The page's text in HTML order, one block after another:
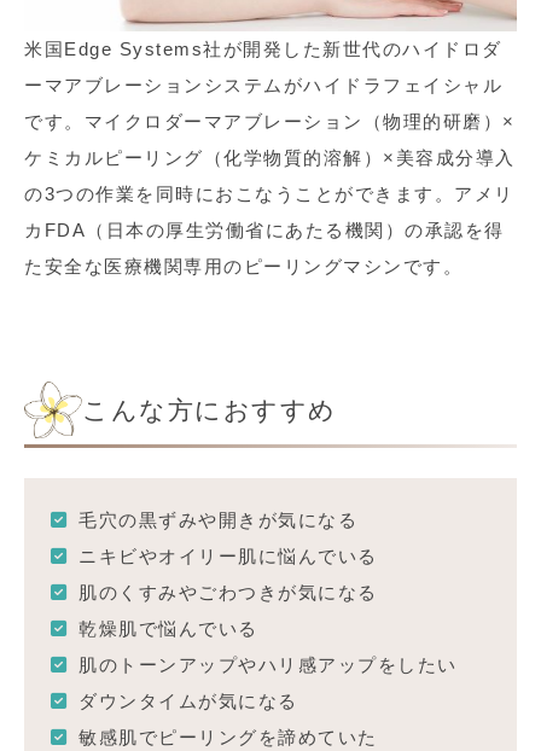
米国Edge Systems社が開発した新世代のハイドロダ
ーマアブレーションシステムがハイドラフェイシャル
です。マイクロダーマアブレーション（物理的研磨）×
ケミカルピーリング（化学物質的溶解）×美容成分導入
の3つの作業を同時におこなうことができます。アメリ
カFDA（日本の厚生労働省にあたる機関）の承認を得
た安全な医療機関専用のピーリングマシンです。
こんな方におすすめ
毛穴の黒ずみや開きが気になる
ニキビやオイリー肌に悩んでいる
肌のくすみやごわつきが気になる
乾燥肌で悩んでいる
肌のトーンアップやハリ感アップをしたい
ダウンタイムが気になる
敏感肌でピーリングを諦めていた